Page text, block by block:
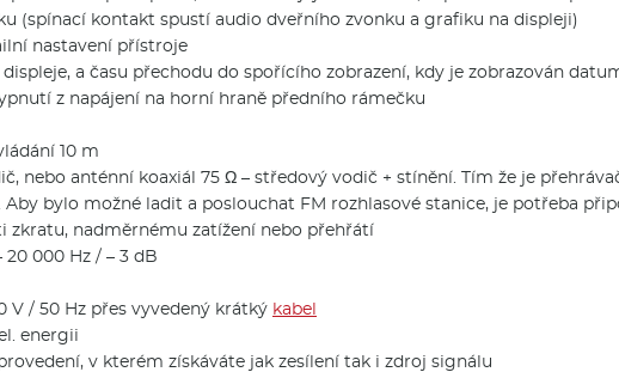
(spínací kontakt spustí audio dveřního zvonku a grafiku na displeji)
nastavení přístroje
a času přechodu do spořícího zobrazení, kdy je zobrazován
z napájení na horní hraně předního rámečku
10 m
nebo anténní koaxiál 75 Ω – středový vodič + stínění. Tím že je
Aby bylo možné ladit a poslouchat FM rozhlasové stanice, je potřeba
zkratu, nadměrnému zatížení nebo přehřátí
000 Hz / – 3 dB
V / 50 Hz přes vyvedený krátký kabel
energii
v kterém získáváte jak zesílení tak i zdroj signálu